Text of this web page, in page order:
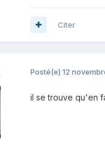
Citer
Posté(e) 12
il se trouve qu'en